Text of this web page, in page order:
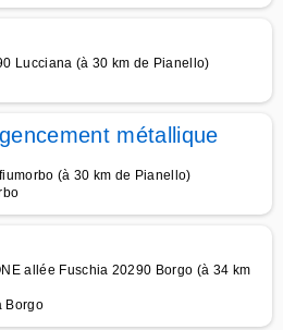
Lucciana (à 30 km de Pianello)
métallique
(à 30 km de Pianello)
allée Fuschia 20290 Borgo (à 34 km
Borgo